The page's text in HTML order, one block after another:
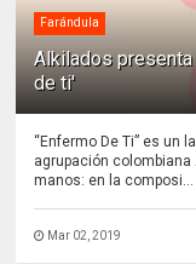
Farándula
Alkilados
de ti'
“Enfermo De Ti” es un
agrupación
manos: en la composi...
Mar 02, 2019